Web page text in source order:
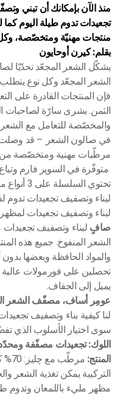
منذ الآن بإمكانك أن تبني
تجعيدات تدوم طيلة اليوم
منتجات مهنيّة ومتخصّصة،
بقلم: كيرن أوحايون
يشكّل الشعر المجعّد تحدّيًا
الشعر المجعّد وكل نوع يتطلب
فإن المنتجات القادرة على
الثمن. بشرى سارّة لصاحبات
والمخصّصة للتعامل مع الشعر
في صالون الشعر – قد وصلت
مرطّبات مهنية ومتخصّصة من
متوفّرة في السوپر فارم
تحتوي السلسلة على 3 أنواع من منتجات الترطيب:
لبناء وتصفيف تجعيدات تدوم
لبناء وتصفيف تجعيدات
صافٍ لبناء وتصفيف
الشعر المنفوخ. جميع هذه
والمواد الحافظة وبعضها
تحصلين على فورمولات عالية
يميل إلى الجفاف.
عومِر أساف، مصفّف الشعر
لنا كيفية بناء وتصفيف
سوى اختيار الأسلوب الذي
اللوك: تجعيدات مصفّفة
المنتج:
التركيبة يمكن تغذية
مظهر مليء باللمعان وتدوم